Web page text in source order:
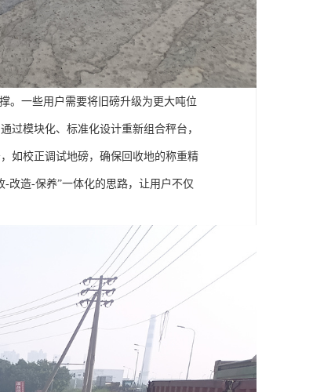
。一些用户需要将旧磅升级为更大吨位
过模块化、标准化设计重新组合秤台，
如校正调试地磅，确保回收地的称重精
改造-保养”一体化的思路，让用户不仅